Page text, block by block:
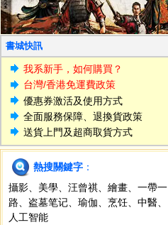
書城快訊
我系新手，如何購買？
台灣/香港免運費政策
優惠券激活及使用方式
全面服務保障、退換貨政策
送貨上門及超商取貨方式
熱搜關鍵字 ：
攝影
美學 汪曾祺 繪畫
一帶一
路
盗墓笔记 瑜伽 烹饪 中醫
人工智能